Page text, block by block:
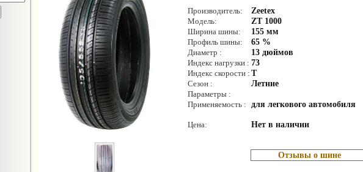
Производитель:
Zeetex
Модель:
ZT 1000
Ширина шины:
155 мм
Профиль шины:
65 %
Диаметр :
13 дюймов
Индекс нагрузки : 73
Индекс скорости : T
Сезон :
Летние
Параметры :
Применяемость : для легкового автомобиля
Цена: Нет в наличии
Отзывы о шине